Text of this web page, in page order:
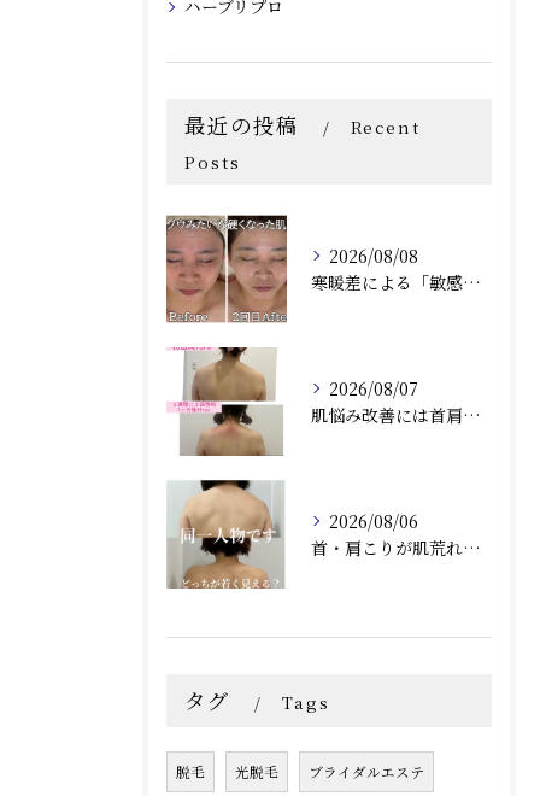
ハーブリプロ
最近の投稿
Recent
Posts
2026/08/08
寒暖差による「敏感・赤み・乾燥」にお悩みの方へ｜尼崎の肌質改善サロン Rinda Beauty Salonリンダビューティーサロン
2026/08/07
肌悩み改善には首肩こりの詰まりも取ることがオススメ！兵庫県尼崎エステRindaリンダで赤み、毛穴、ニキビ炎症肌のお悩みの方へ
2026/08/06
首・肩こりが肌荒れにつながる？肌質改善との相乗効果で根本から美しい肌へ（兵庫県尼崎エステ）Rindaリンダで改善しませんか？
タグ Tags
脱毛 光脱毛 ブライダルエステ